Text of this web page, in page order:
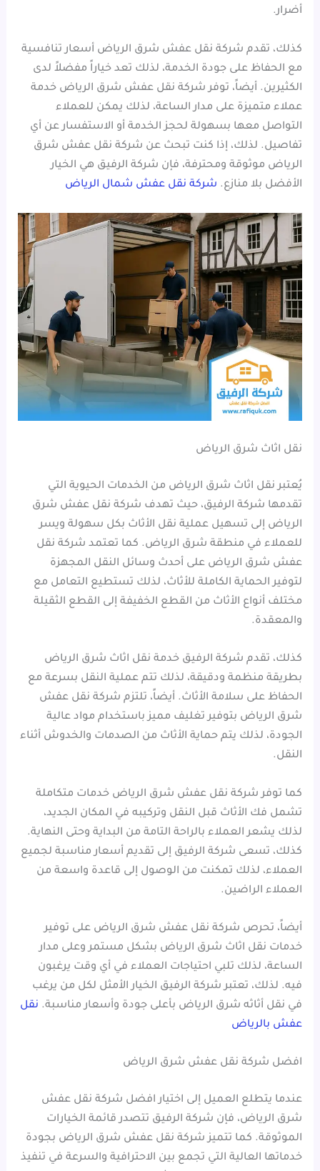
أضرار.
كذلك، تقدم شركة نقل عفش شرق الرياض أسعار تنافسية
مع الحفاظ على جودة الخدمة، لذلك تعد خياراً مفضلاً لدى
الكثيرين. أيضاً، توفر شركة نقل عفش شرق الرياض خدمة
عملاء متميزة على مدار الساعة، لذلك يمكن للعملاء
التواصل معها بسهولة لحجز الخدمة أو الاستفسار عن أي
تفاصيل. لذلك، إذا كنت تبحث عن شركة نقل عفش شرق
الرياض موثوقة ومحترفة، فإن شركة الرفيق هي الخيار
الأفضل بلا منازع. شركة نقل عفش شمال الرياض
نقل اثاث شرق الرياض
يُعتبر نقل اثاث شرق الرياض من الخدمات الحيوية التي
تقدمها شركة الرفيق، حيث تهدف شركة نقل عفش شرق
الرياض إلى تسهيل عملية نقل الأثاث بكل سهولة ويسر
للعملاء في منطقة شرق الرياض. كما تعتمد شركة نقل
عفش شرق الرياض على أحدث وسائل النقل المجهزة
لتوفير الحماية الكاملة للأثاث، لذلك تستطيع التعامل مع
مختلف أنواع الأثاث من القطع الخفيفة إلى القطع الثقيلة
والمعقدة.
كذلك، تقدم شركة الرفيق خدمة نقل اثاث شرق الرياض
بطريقة منظمة ودقيقة، لذلك تتم عملية النقل بسرعة مع
الحفاظ على سلامة الأثاث. أيضاً، تلتزم شركة نقل عفش
شرق الرياض بتوفير تغليف مميز باستخدام مواد عالية
الجودة، لذلك يتم حماية الأثاث من الصدمات والخدوش أثناء
النقل.
كما توفر شركة نقل عفش شرق الرياض خدمات متكاملة
تشمل فك الأثاث قبل النقل وتركيبه في المكان الجديد،
لذلك يشعر العملاء بالراحة التامة من البداية وحتى النهاية.
كذلك، تسعى شركة الرفيق إلى تقديم أسعار مناسبة لجميع
العملاء، لذلك تمكنت من الوصول إلى قاعدة واسعة من
العملاء الراضين.
أيضاً، تحرص شركة نقل عفش شرق الرياض على توفير
خدمات نقل اثاث شرق الرياض بشكل مستمر وعلى مدار
الساعة، لذلك تلبي احتياجات العملاء في أي وقت يرغبون
فيه. لذلك، تعتبر شركة الرفيق الخيار الأمثل لكل من يرغب
في نقل أثاثه شرق الرياض بأعلى جودة وأسعار مناسبة. نقل
عفش بالرياض
افضل شركة نقل عفش شرق الرياض
عندما يتطلع العميل إلى اختيار افضل شركة نقل عفش
شرق الرياض، فإن شركة الرفيق تتصدر قائمة الخيارات
الموثوقة. كما تتميز شركة نقل عفش شرق الرياض بجودة
خدماتها العالية التي تجمع بين الاحترافية والسرعة في تنفيذ